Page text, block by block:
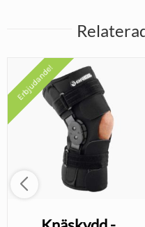
Erbjudande!